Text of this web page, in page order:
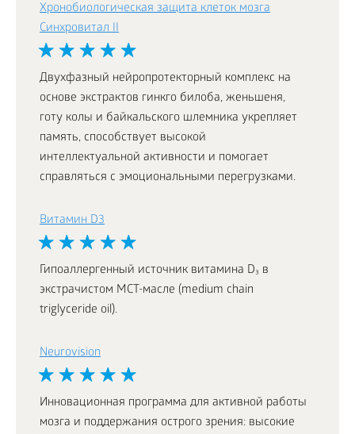
Хронобиологическая защита клеток мозга
Синхровитал II
Двухфазный нейропротекторный комплекс на
основе экстрактов гинкго билоба, женьшеня,
готу колы и байкальского шлемника укрепляет
память, способствует высокой
интеллектуальной активности и помогает
справляться с эмоциональными перегрузками.
Витамин D3
Гипоаллергенный источник витамина D₃ в
экстрачистом МСТ-масле (medium chain
triglyceride oil).
Neurovision
Инновационная программа для активной работы
мозга и поддержания острого зрения: высокие